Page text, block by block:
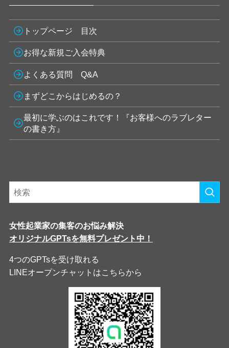
トップページ 目次
お得な新規ご入会特典
よくある質問 Q&A
まずどこからはじめるの？
最初に学ぶのはこれです！『お客様へのラブレター
の書き方』
女性起業家の集客のお悩み解決
オリジナルGPTsを無料プレゼント中！
4つのGPTsを受け取れる
LINEオープンチャットはこちらから